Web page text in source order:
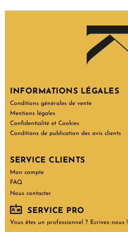
INFORMATIONS LÉGALES
Conditions générales de vente
Mentions légales
Confidentialité et Cookies
Conditions de publication des avis clients
SERVICE CLIENTS
Mon compte
FAQ
Nous contacter
SERVICE PRO
Vous êtes un professionnel ? Ecrivez-nous !